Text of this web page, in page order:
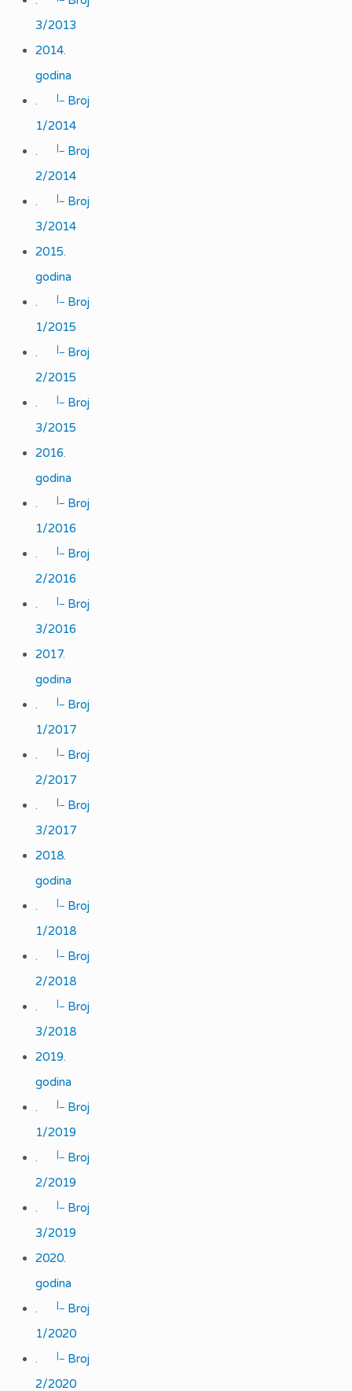
3/2013
2014.
godina
.
|_
Broj
1/2014
.
|_
Broj
2/2014
.
|_
Broj
3/2014
2015.
godina
.
|_
Broj
1/2015
.
|_
Broj
2/2015
.
|_
Broj
3/2015
2016.
godina
.
|_
Broj
1/2016
.
|_
Broj
2/2016
.
|_
Broj
3/2016
2017.
godina
.
|_
Broj
1/2017
.
|_
Broj
2/2017
.
|_
Broj
3/2017
2018.
godina
.
|_
Broj
1/2018
.
|_
Broj
2/2018
.
|_
Broj
3/2018
2019.
godina
.
|_
Broj
1/2019
.
|_
Broj
2/2019
.
|_
Broj
3/2019
2020.
godina
.
|_
Broj
1/2020
.
|_
Broj
2/2020